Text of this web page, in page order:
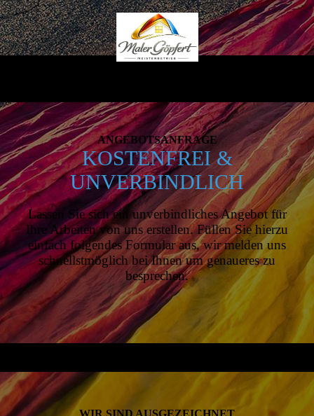
ANGEBOTS­ANFRAGE
KOSTENFREI &
UNVERBINDLICH
Lassen Sie sich ein unverbindliches Angebot für
Ihre Arbeiten von uns erstellen. Füllen Sie hierzu
einfach folgendes Formular aus, wir melden uns
schnellstmöglich bei Ihnen um genaueres zu
besprechen.